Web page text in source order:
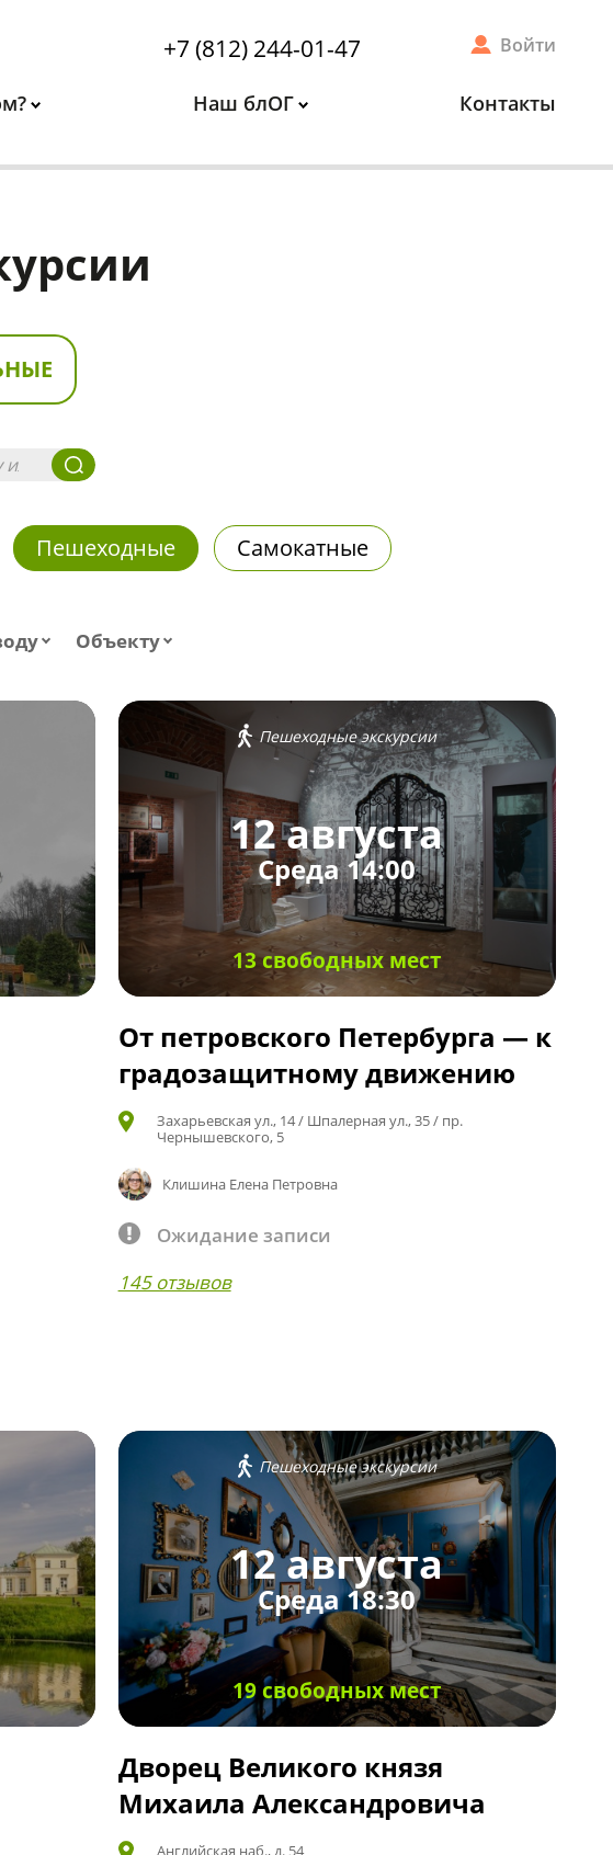
+7 (812) 244-01-47 Войти
Наш блОГ Контакты
Пешеходные Самокатные
Объекту
Пешеходные экскурсии
12 августа
Среда 14:00
13 свободных мест
От петровского Петербурга — к
градозащитному движению
Захарьевская ул., 14 / Шпалерная ул., 35 / пр.
Чернышевского, 5
Клишина Елена Петровна
Ожидание записи
145 отзывов
Пешеходные экскурсии
12 августа
Среда 18:30
19 свободных мест
Дворец Великого князя
Михаила Александровича
Английская наб., д. 54